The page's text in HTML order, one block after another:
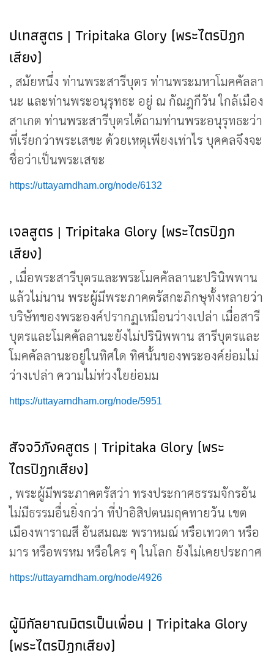
ปเทสสูตร | Tripitaka Glory (พระไตรปิฎก
เสียง)
, สมัยหนึ่ง ท่านพระสารีบุตร ท่านพระมหาโมคคัลลา
นะ และท่านพระอนุรุทธะ อยู่ ณ กัณฎกีวัน ใกล้เมือง
สาเกต ท่านพระสารีบุตรได้ถามท่านพระอนุรุทธะว่า
ที่เรียกว่าพระเสขะ ด้วยเหตุเพียงเท่าไร บุคคลจึงจะ
ชื่อว่าเป็นพระเสขะ
https://uttayarndham.org/node/6132
เจลสูตร | Tripitaka Glory (พระไตรปิฎก
เสียง)
, เมื่อพระสารีบุตรและพระโมคคัลลานะปรินิพพาน
แล้วไม่นาน พระผู้มีพระภาคตรัสกะภิกษุทั้งหลายว่า
บริษัทของพระองค์ปรากฏเหมือนว่างเปล่า เมื่อสารี
บุตรและโมคคัลลานะยังไม่ปรินิพพาน สารีบุตรและ
โมคคัลลานะอยู่ในทิศใด ทิศนั้นของพระองค์ย่อมไม่
ว่างเปล่า ความไม่ห่วงใยย่อมม
https://uttayarndham.org/node/5951
สัจจวิภังคสูตร | Tripitaka Glory (พระ
ไตรปิฎกเสียง)
, พระผู้มีพระภาคตรัสว่า ทรงประกาศธรรมจักรอัน
ไม่มีธรรมอื่นยิ่งกว่า ที่ป่าอิสิปตนมฤคทายวัน เขต
เมืองพาราณสี อันสมณะ พราหมณ์ หรือเทวดา หรือ
มาร หรือพรหม หรือใคร ๆ ในโลก ยังไม่เคยประกาศ
https://uttayarndham.org/node/4926
ผู้มีกัลยาณมิตรเป็นเพื่อน | Tripitaka Glory
(พระไตรปิฎกเสียง)